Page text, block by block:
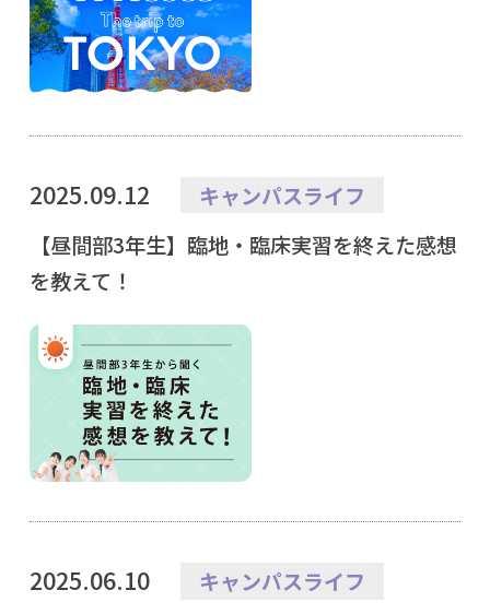
2025.09.12
キャンパスライフ
【昼間部3年生】臨地・臨床実習を終えた感想
を教えて！
2025.06.10
キャンパスライフ